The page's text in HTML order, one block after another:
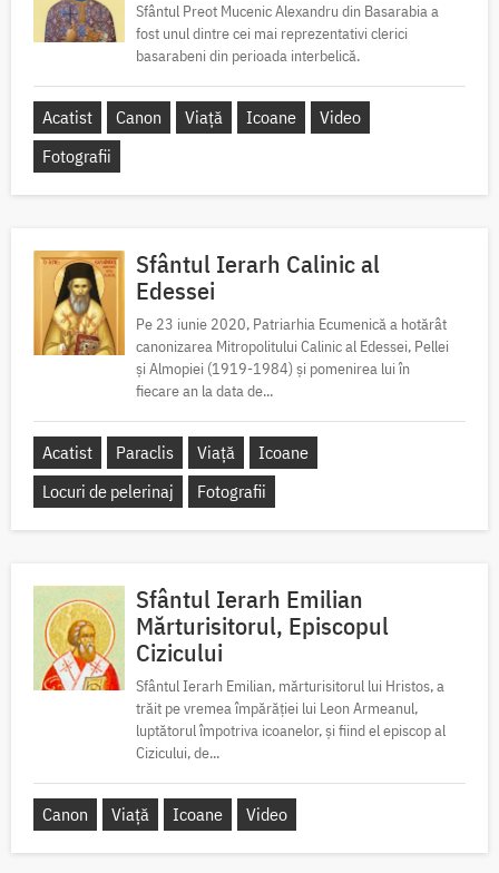
Sfântul Preot Mucenic Alexandru din Basarabia a
fost unul dintre cei mai reprezentativi clerici
basarabeni din perioada interbelică.
Acatist Canon Viață Icoane
Video
Fotografii
Sfântul Ierarh Calinic al
Edessei
Pe 23 iunie 2020, Patriarhia Ecumenică a hotărât
canonizarea Mitropolitului Calinic al Edessei, Pellei
și Almopiei (1919-1984) și pomenirea lui în
fiecare an la data de...
Acatist Paraclis Viață
Icoane
Locuri de pelerinaj
Fotografii
Sfântul Ierarh Emilian
Mărturisitorul, Episcopul
Cizicului
Sfântul Ierarh Emilian, mărturisitorul lui Hristos, a
trăit pe vremea împărăției lui Leon Armeanul,
luptătorul împotriva icoanelor, și fiind el episcop al
Cizicului, de...
Canon Viață Icoane Video